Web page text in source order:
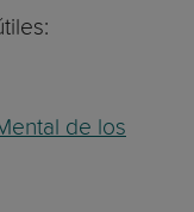
de los